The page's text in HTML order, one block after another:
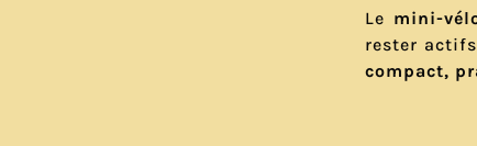
Le mini-
rester
compact,